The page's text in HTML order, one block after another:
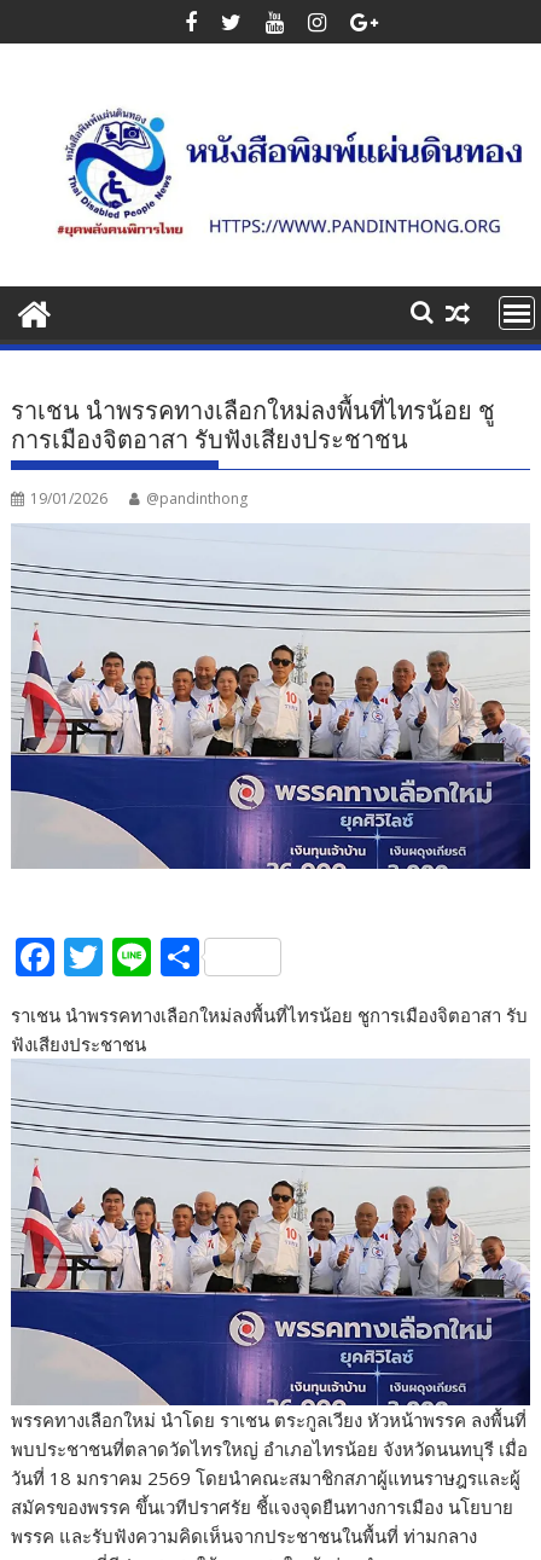
to
ราเชน นำพรรคทางเลือกใหม่ลงพื้นที่ไทรน้อย ชู
การเมืองจิตอาสา รับฟังเสียงประชาชน
19/01/2026 @pandinthong
F
ac
e
b
o
o
T
itt
er
Li
n
e
S
h
ar
e
ราเชน นำพรรคทางเลือกใหม่ลงพื้นที่ไทรน้อย ชูการเมืองจิตอาสา รับ
ฟังเสียงประชาชน
พรรคทางเลือกใหม่ นำโดย ราเชน ตระกูลเวียง หัวหน้าพรรค ลงพื้นที่
พบประชาชนที่ตลาดวัดไทรใหญ่ อำเภอไทรน้อย จังหวัดนนทบุรี เมื่อ
วันที่ 18 มกราคม 2569 โดยนำคณะสมาชิกสภาผู้แทนราษฎรและผู้
สมัครของพรรค ขึ้นเวทีปราศรัย ชี้แจงจุดยืนทางการเมือง นโยบาย
พรรค และรับฟังความคิดเห็นจากประชาชนในพื้นที่ ท่ามกลาง